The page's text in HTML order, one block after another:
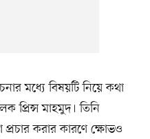
মধ্যে বিষয়টি নিয়ে কথা
প্রিন্স মাহমুদ। তিনি
প্রচার করার কারণে ক্ষোভও